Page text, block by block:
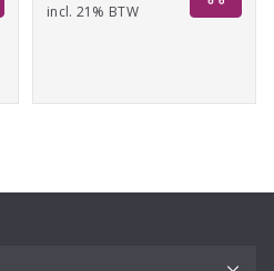
€19,80
incl. 21% BTW